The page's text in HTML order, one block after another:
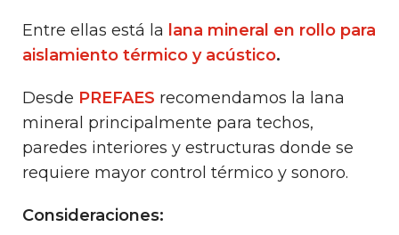
Entre ellas está la lana mineral en rollo para
aislamiento térmico y acústico.
Desde PREFAES recomendamos la lana
mineral principalmente para techos,
paredes interiores y estructuras donde se
requiere mayor control térmico y sonoro.
Consideraciones: